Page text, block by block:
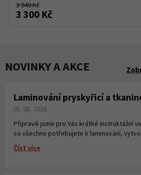
3 940 Kč
3 300 Kč
NOVINKY A AKCE
Laminování pryskyřicí a
01. 08. 2026
Připravili jsme pro Vás krátké instruktážní
co všechno potřebujete k laminování,
Číst více